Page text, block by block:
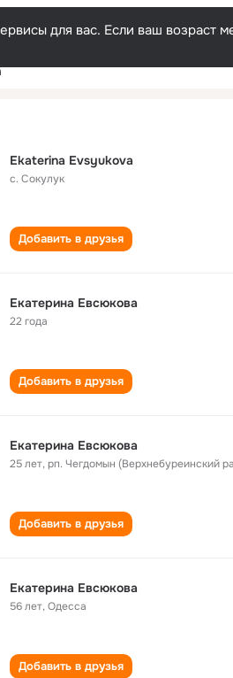
для вас. Если ваш возраст
Ekaterina Evsyukova
с. Сокулук
Добавить в друзья
Екатерина Евсюкова
22 года
Добавить в друзья
Екатерина Евсюкова
25 лет,рп. Чегдомын (Верхнебуреинский
Добавить в друзья
Екатерина Евсюкова
56 лет,Одесса
Добавить в друзья